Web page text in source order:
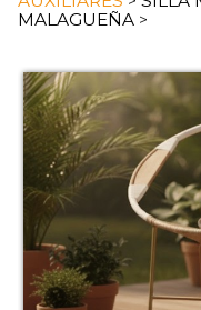
MALAGUEÑA >